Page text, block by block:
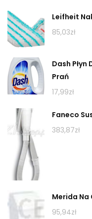
Leifheit
85,03zł
Dash Płyn
Prań
17,99zł
Faneco
383,87zł
Merida Na
95,94zł